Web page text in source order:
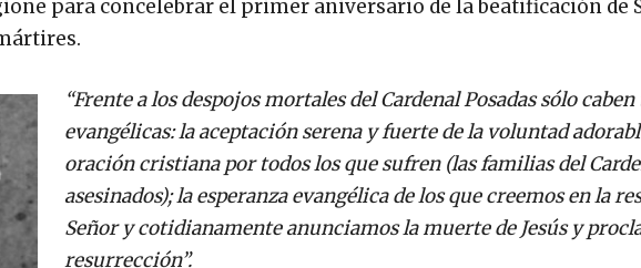
para concelebrar el primer aniversario de la beatificación de
“Frente a los despojos mortales del Cardenal Posadas sólo
evangélicas: la aceptación serena y fuerte de la voluntad
oración cristiana por todos los que sufren (las familias del
asesinados); la esperanza evangélica de los que creemos en la
Señor y cotidianamente anunciamos la muerte de Jesús y
resurrección”.